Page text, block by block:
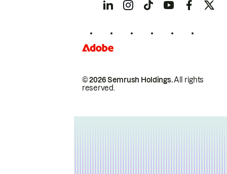
© 2026 Semrush Holdings.All rights
reserved.